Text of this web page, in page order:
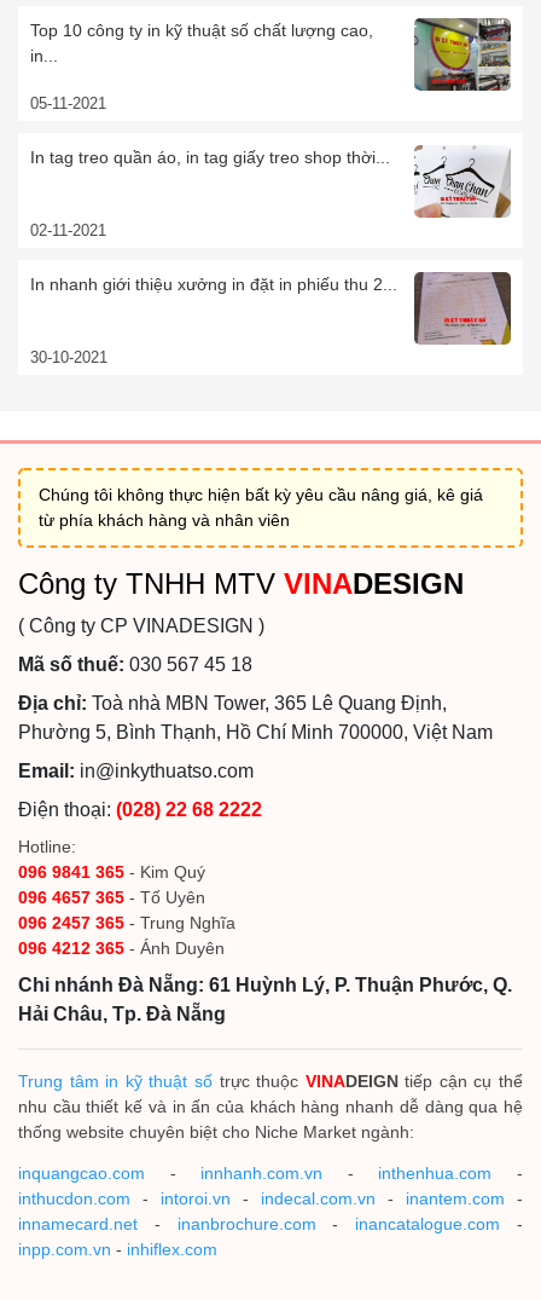
Top 10 công ty in kỹ thuật số chất lượng cao,
in...
05-11-2021
In tag treo quần áo, in tag giấy treo shop thời...
02-11-2021
In nhanh giới thiệu xưởng in đặt in phiếu thu 2...
30-10-2021
Chúng tôi không thực hiện bất kỳ yêu cầu nâng giá, kê giá
từ phía khách hàng và nhân viên
Công ty TNHH MTV VINADESIGN
( Công ty CP VINADESIGN )
Mã số thuế: 030 567 45 18
Địa chỉ: Toà nhà MBN Tower, 365 Lê Quang Định,
Phường 5, Bình Thạnh, Hồ Chí Minh 700000, Việt Nam
Email: in@inkythuatso.com
Điện thoại: (028) 22 68 2222
Hotline:
096 9841 365 - Kim Quý
096 4657 365 - Tố Uyên
096 2457 365 - Trung Nghĩa
096 4212 365 - Ánh Duyên
Chi nhánh Đà Nẵng: 61 Huỳnh Lý, P. Thuận Phước, Q.
Hải Châu, Tp. Đà Nẵng
Trung tâm in kỹ thuật sốtrực thuộc VINADEIGNtiếp cận cụ thể
nhu cầu thiết kế và in ấn của khách hàng nhanh dễ dàng qua hệ
thống website chuyên biệt cho Niche Market ngành:
inquangcao.com - innhanh.com.vn - inthenhua.com -
inthucdon.com - intoroi.vn - indecal.com.vn - inantem.com -
innamecard.net - inanbrochure.com - inancatalogue.com -
inpp.com.vn - inhiflex.com